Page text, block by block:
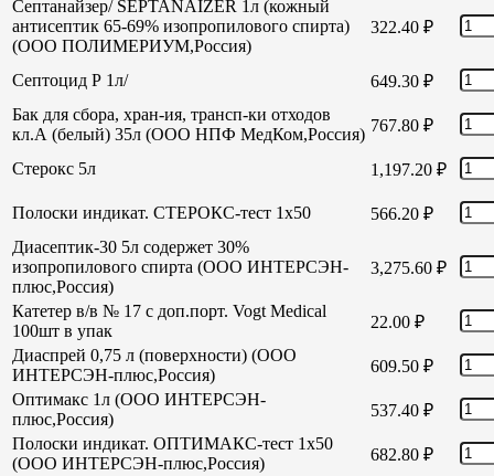
Септанайзер/ SEPTANAIZER 1л (кожный
антисептик 65-69% изопропилового спирта)
(ООО ПОЛИМЕРИУМ,Россия)
322.40 ₽
Септоцид Р 1л/ 649.30 ₽
Бак для сбора, хран-ия, трансп-ки отходов
кл.А (белый) 35л (ООО НПФ МедКом,Россия) 767.80 ₽
Стерокс 5л 1,197.20 ₽
Полоски индикат. СТЕРОКС-тест 1х50 566.20 ₽
Диасептик-30 5л содержет 30%
изопропилового спирта (ООО ИНТЕРСЭН-
плюс,Россия)
3,275.60 ₽
Катетер в/в № 17 с доп.порт. Vogt Medical
100шт в упак
22.00 ₽
Диаспрей 0,75 л (поверхности) (ООО
ИНТЕРСЭН-плюс,Россия)
609.50 ₽
Оптимакс 1л (ООО ИНТЕРСЭН-
плюс,Россия)
537.40 ₽
Полоски индикат. ОПТИМАКС-тест 1х50
(ООО ИНТЕРСЭН-плюс,Россия)
682.80 ₽